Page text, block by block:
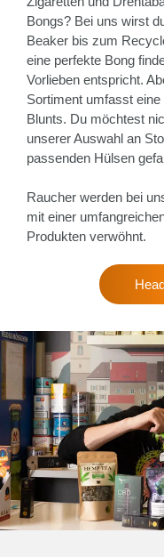
Bongs? Bei uns wirst
Beaker bis zum
eine perfekte Bong
Vorlieben entspricht.
Sortiment umfasst
Blunts. Du möchtest
unserer Auswahl an
passenden Hülsen
Raucher werden bei
mit einer
Produkten verwöhnt.